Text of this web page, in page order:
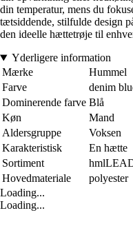
din temperatur, mens du
tætsiddende, stilfulde design
den ideelle hættetrøje til
Yderligere information
Mærke
Hummel
Farve
denim
Dominerende farve Blå
Køn
Mand
Aldersgruppe
Voksen
Karakteristisk
En hætte
Sortiment
Hovedmateriale
polyester
Loading...
Loading...